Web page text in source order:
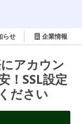
らせ 企業情報
アカウン
！SSL設定
ださい